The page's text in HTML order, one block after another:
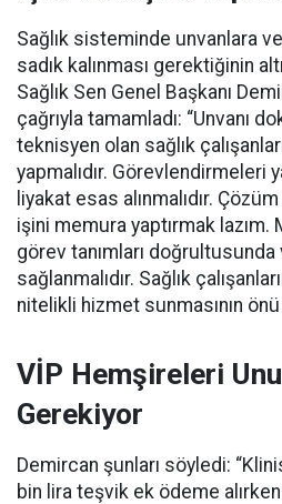
Sağlık sisteminde unvanlara
sadık kalınması gerektiğinin
Sağlık Sen Genel Başkanı
çağrıyla tamamladı: “Unvanı
teknisyen olan sağlık
yapmalıdır. Görevlendirmeleri
liyakat esas alınmalıdır.
işini memura yaptırmak lazım.
görev tanımları
sağlanmalıdır. Sağlık
nitelikli hizmet sunmasının önü
VİP Hemşireleri
Gerekiyor
Demircan şunları söyledi:
bin lira teşvik ek ödeme